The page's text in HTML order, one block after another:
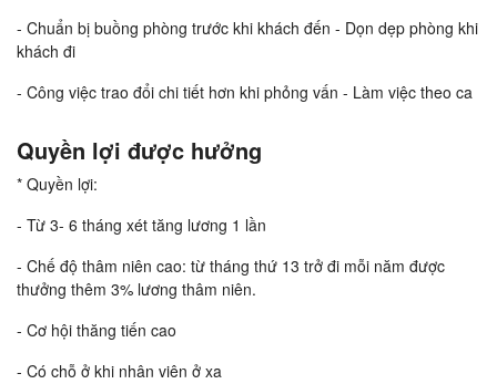
- Chuẩn bị buồng phòng trước khi khách đến - Dọn dẹp phòng khi
khách đi
- Công việc trao đổi chi tiết hơn khi phỏng vấn - Làm việc theo ca
Quyền lợi được hưởng
* Quyền lợi:
- Từ 3- 6 tháng xét tăng lương 1 lần
- Chế độ thâm niên cao: từ tháng thứ 13 trở đi mỗi năm được
thưởng thêm 3% lương thâm niên.
- Cơ hội thăng tiến cao
- Có chỗ ở khi nhân viên ở xa